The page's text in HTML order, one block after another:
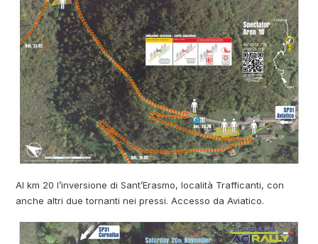
Al km 20 l’inversione di Sant’Erasmo, località Trafficanti, con
anche altri due tornanti nei pressi. Accesso da Aviatico.